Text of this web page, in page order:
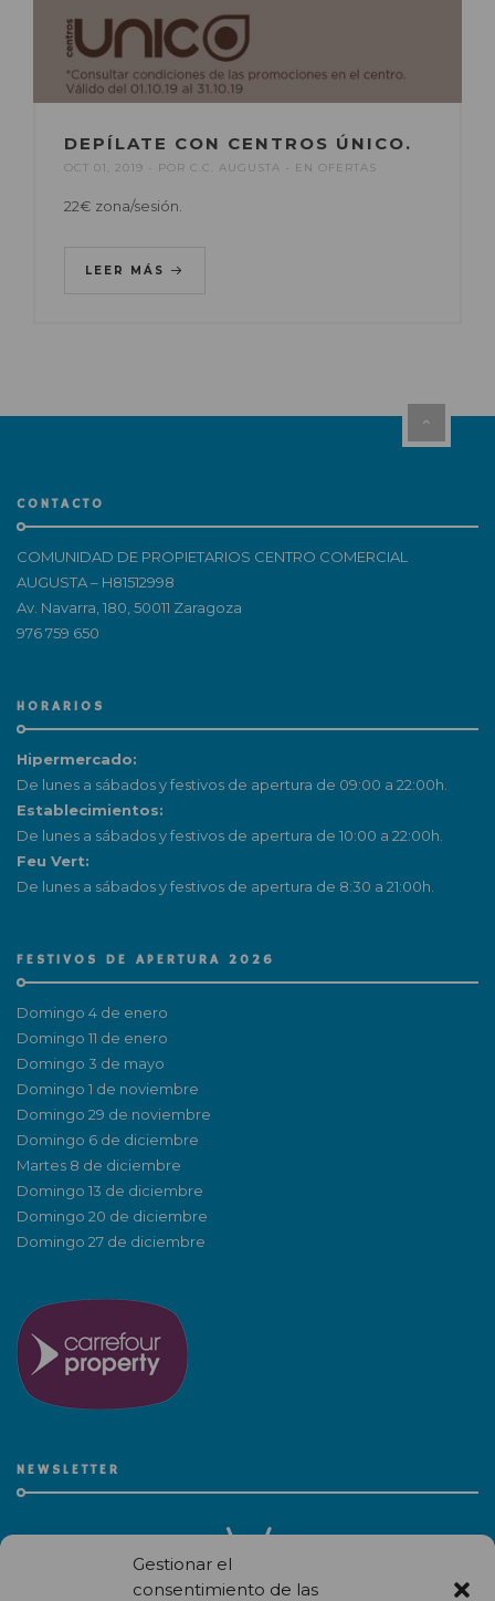
Gestionar el
consentimiento de las
DEPÍLATE CON CENTROS ÚNICO.
OCT 01, 2019 POR C.C. AUGUSTA EN OFERTAS
22€ zona/sesión.
LEER MÁS
CONTACTO
COMUNIDAD DE PROPIETARIOS CENTRO COMERCIAL
AUGUSTA – H81512998
Av. Navarra, 180, 50011 Zaragoza
976 759 650
HORARIOS
Hipermercado:
De lunes a sábados y festivos de apertura de 09:00 a 22:00h.
Establecimientos:
De lunes a sábados y festivos de apertura de 10:00 a 22:00h.
Feu Vert:
De lunes a sábados y festivos de apertura de 8:30 a 21:00h.
FESTIVOS DE APERTURA 2026
Domingo 4 de enero
Domingo 11 de enero
Domingo 3 de mayo
Domingo 1 de noviembre
Domingo 29 de noviembre
Domingo 6 de diciembre
Martes 8 de diciembre
Domingo 13 de diciembre
Domingo 20 de diciembre
Domingo 27 de diciembre
NEWSLETTER